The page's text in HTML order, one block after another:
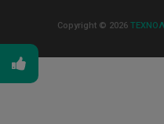
Copyright © 2026